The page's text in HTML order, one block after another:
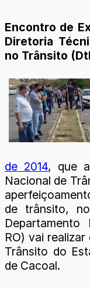
Encontro de
Diretoria
no Trânsito
de 2014, que
Nacional de
de trânsito,
RO) vai
Trânsito do
de Cacoal.